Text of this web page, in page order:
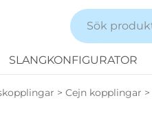
SLANGKONFIGURATOR
> Cejn kopplingar >